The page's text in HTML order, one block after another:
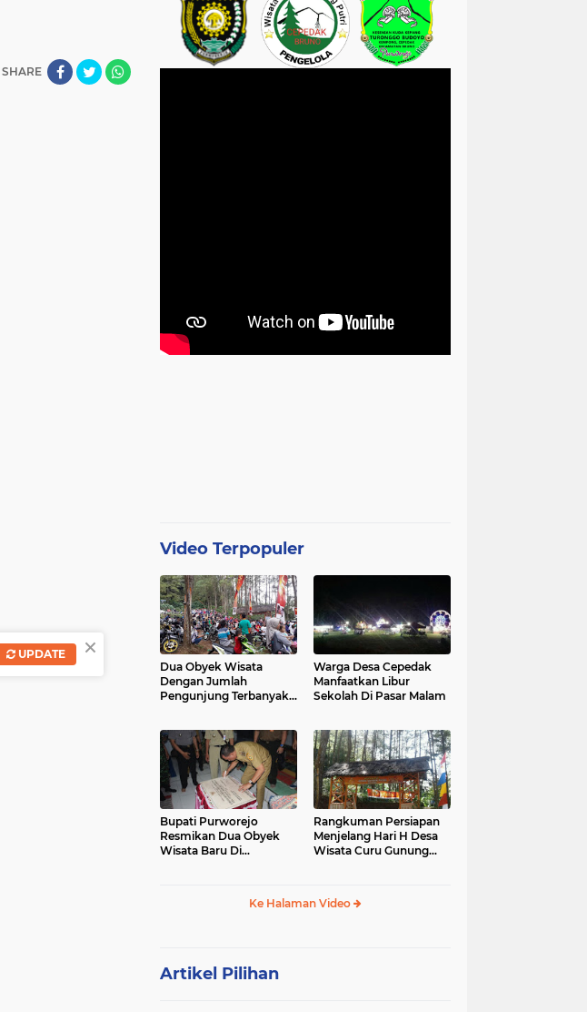
SHARE
Video Terpopuler
Dua Obyek Wisata
Dengan Jumlah
Pengunjung Terbanyak
Warga Desa Cepedak
Manfaatkan Libur
Sekolah Di Pasar Malam
Bupati Purworejo
Resmikan Dua Obyek
Wisata Baru Di
Rangkuman Persiapan
Menjelang Hari H Desa
Wisata Curu Gunung
Ke Halaman Video
Artikel Pilihan
×
UPDATE